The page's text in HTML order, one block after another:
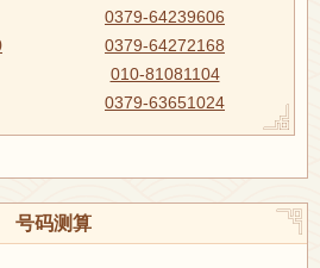
0379-64239606
0379-64272168
010-81081104
0379-63651024
号码测算